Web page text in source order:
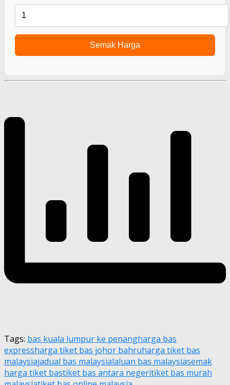
Semak Harga
Tags: bas kuala lumpur ke penangharga bas
expressharga tiket bas johor bahruharga tiket bas
malaysiajadual bas malaysialaluan bas malaysiasemak
harga tiket bastiket bas antara negeritiket bas murah